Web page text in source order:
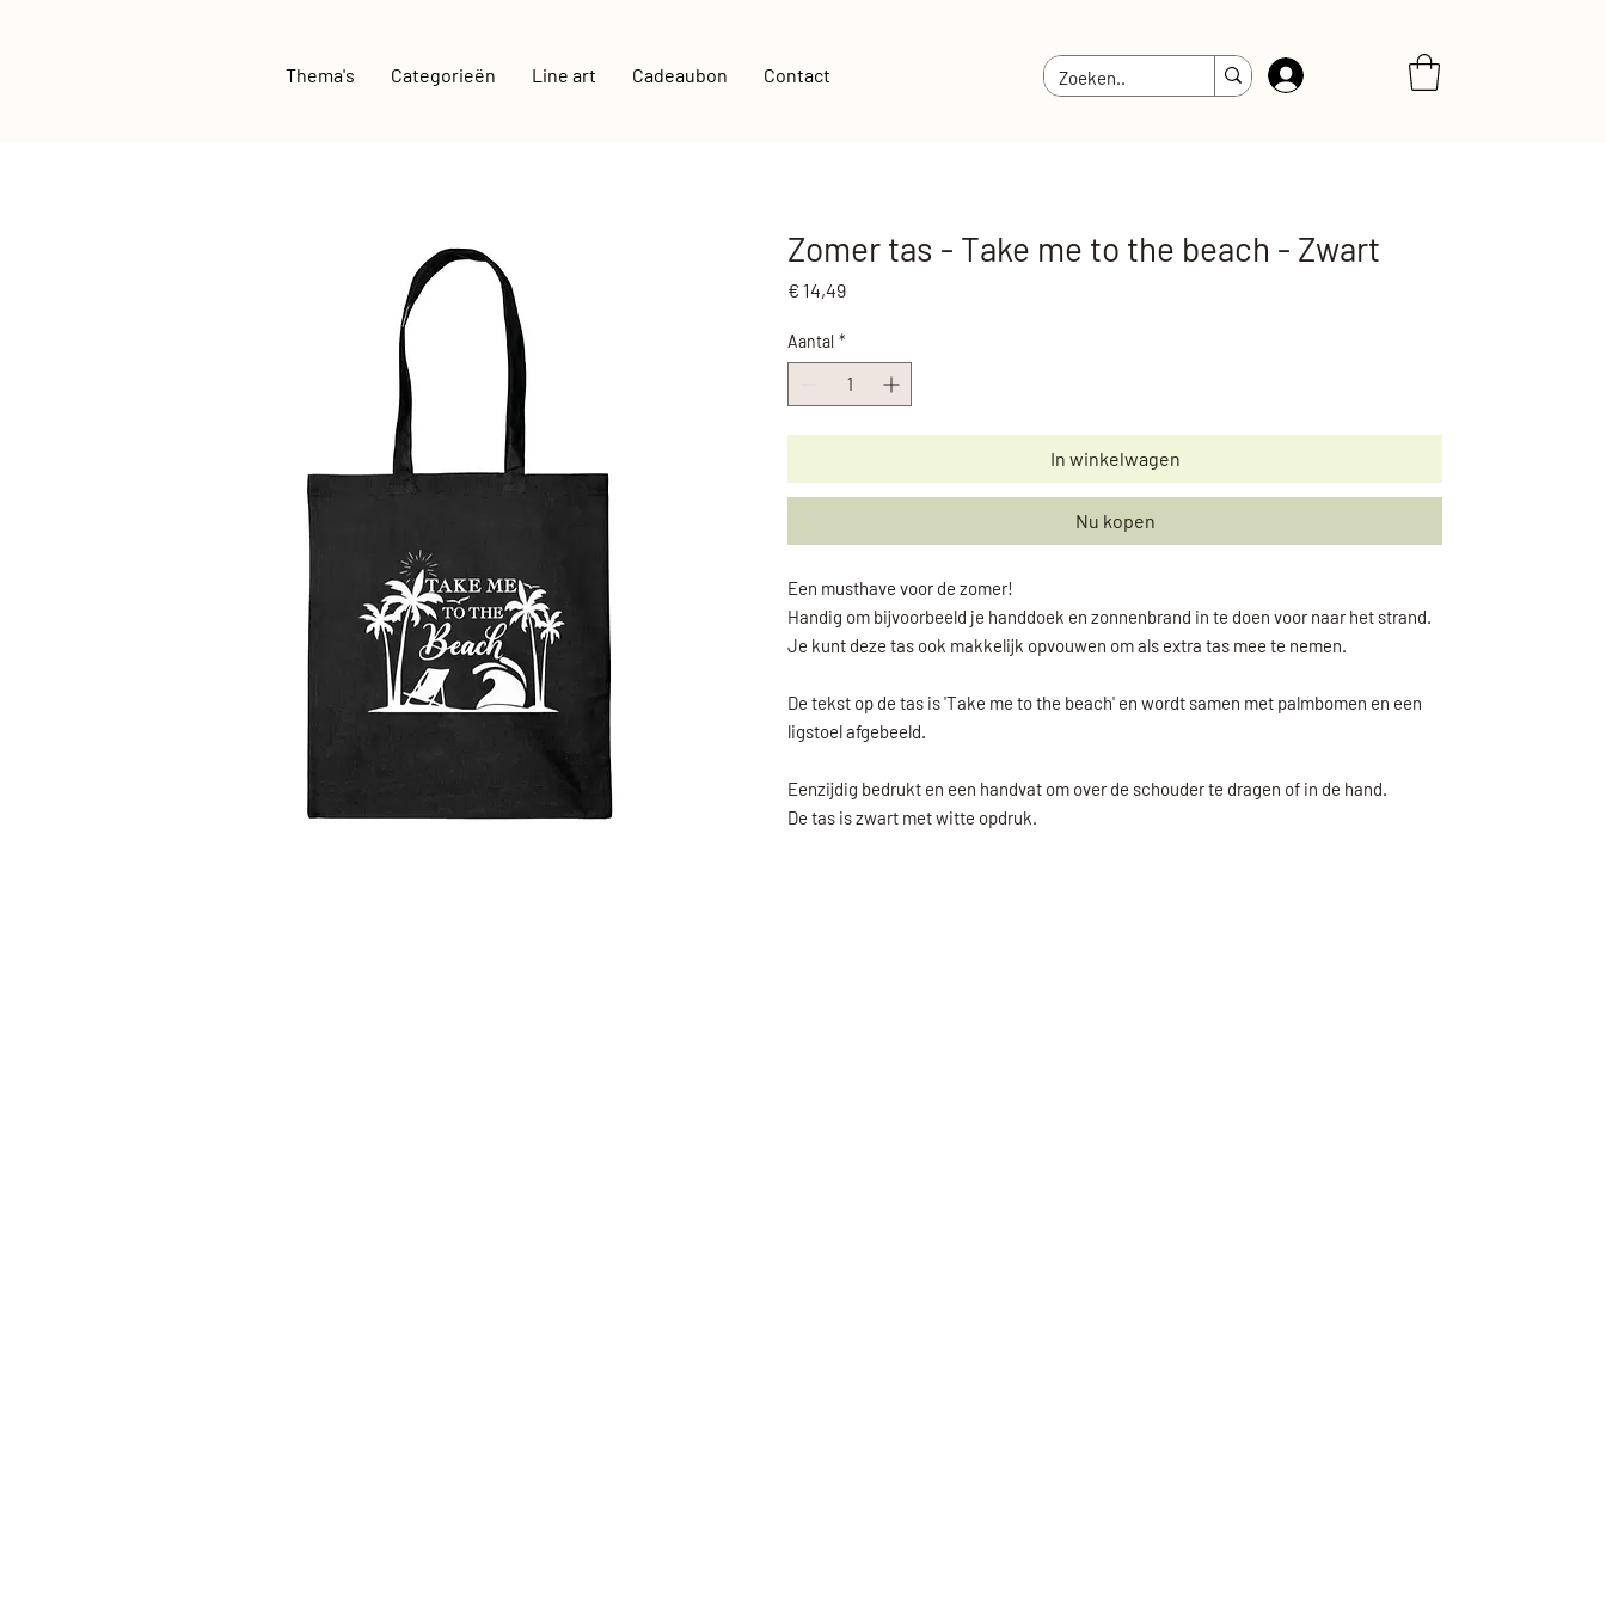
Thema's Categorieën Line art Cadeaubon Contact Inloggen
Zomer tas - Take me to the beach - Zwart
€ 14,49Prijs
Aantal *
In winkelwagen
Nu kopen
Een musthave voor de zomer!
Handig om bijvoorbeeld je handdoek en zonnenbrand in te doen voor naar het strand.
Je kunt deze tas ook makkelijk opvouwen om als extra tas mee te nemen.
De tekst op de tas is 'Take me to the beach' en wordt samen met palmbomen en een
ligstoel afgebeeld.
Eenzijdig bedrukt en een handvat om over de schouder te dragen of in de hand.
De tas is zwart met witte opdruk.